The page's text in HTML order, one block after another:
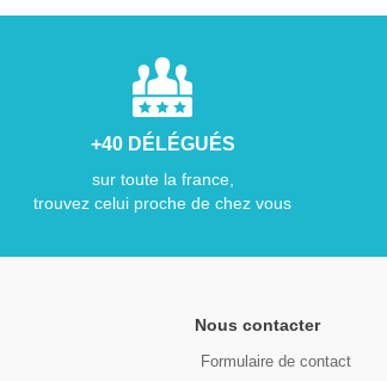
+40 DÉLÉGUÉS
sur toute la france,
trouvez celui proche de chez vous
Nous contacter
Formulaire de contact